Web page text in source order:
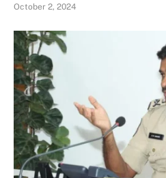
October 2, 2024